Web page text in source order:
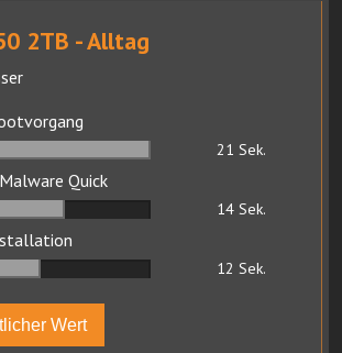
2TB - Alltag
21 Sek.
Quick
14 Sek.
12 Sek.
Wert